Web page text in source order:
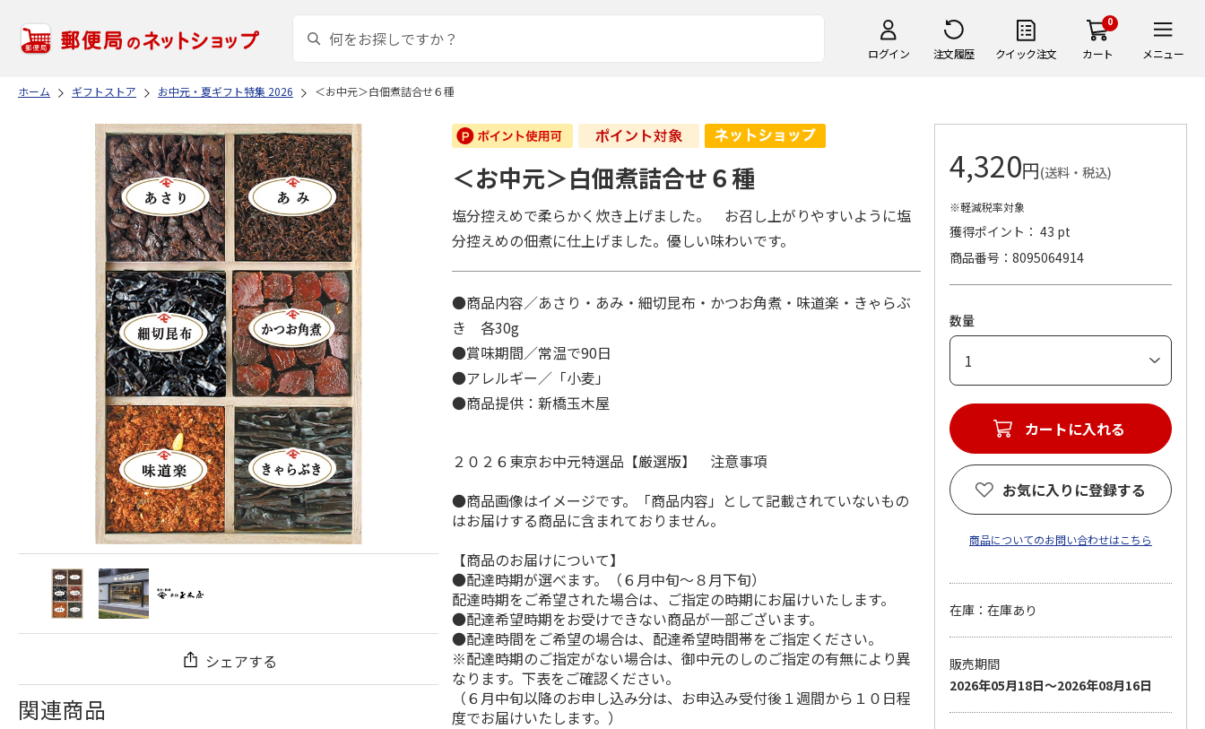
ログイン 注文履歴 クイック注文
0
カート メニュー
ホーム ギフトストア お中元・夏ギフト特集 2026 ＜お中元＞白佃煮詰合せ６種
シェアする
関連商品
＜お中元＞白佃煮詰合せ６種
塩分控えめで柔らかく炊き上げました。 お召し上がりやすいように塩
分控えめの佃煮に仕上げました。優しい味わいです。
●商品内容／あさり・あみ・細切昆布・かつお角煮・味道楽・きゃらぶ
き 各30g
●賞味期間／常温で90日
●アレルギー／「小麦」
●商品提供：新橋玉木屋
２０２６東京お中元特選品【厳選版】 注意事項
●商品画像はイメージです。「商品内容」として記載されていないもの
はお届けする商品に含まれておりません。
【商品のお届けについて】
●配達時期が選べます。（６月中旬～８月下旬）
配達時期をご希望された場合は、ご指定の時期にお届けいたします。
●配達希望時期をお受けできない商品が一部ございます。
●配達時間をご希望の場合は、配達希望時間帯をご指定ください。
※配達時期のご指定がない場合は、御中元のしのご指定の有無により異
なります。下表をご確認ください。
（６月中旬以降のお申し込み分は、お申込み受付後１週間から１０日程
度でお届けいたします。）
4,320円(送料・税込)
※軽減税率対象
獲得ポイント： 43 pt
商品番号
8095064914
数量
カートに入れる
お気に入りに登録する
商品についてのお問い合わせはこちら
在庫：在庫あり
販売期間
2026年05月18日～2026年08月16日